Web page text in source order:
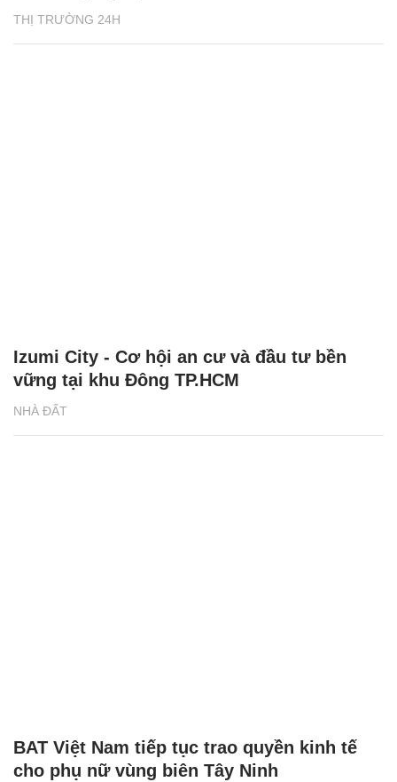
THỊ TRƯỜNG 24H
NHÀ ĐẤT
Izumi City - Cơ hội an cư và đầu tư bền
vững tại khu Đông TP.HCM
BAT Việt Nam tiếp tục trao quyền kinh tế
cho phụ nữ vùng biên Tây Ninh